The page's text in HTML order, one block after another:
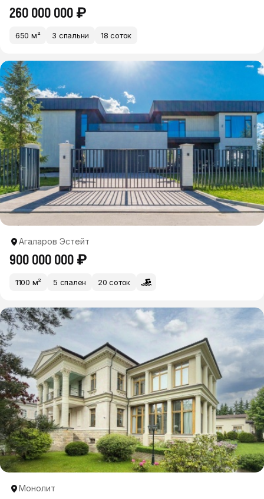
260 000 000 ₽
650 м² 3 спальни 18 соток
Агаларов Эстейт
900 000 000 ₽
1100 м² 5 спален 20 соток
Монолит